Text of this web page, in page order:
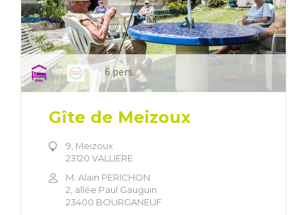
6 pers.
Gîte de Meizoux
9, Meizoux
23120 VALLIERE
M. Alain PERICHON
2, allée Paul Gauguin
23400 BOURGANEUF